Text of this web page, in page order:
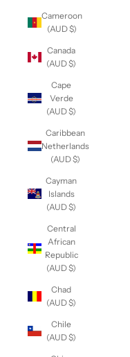
Cameroon
(AUD $)
Canada
(AUD $)
Cape
Verde
(AUD $)
Caribbean
Netherlands
(AUD $)
Cayman
Islands
(AUD $)
Central
African
Republic
(AUD $)
Chad
(AUD $)
Chile
(AUD $)